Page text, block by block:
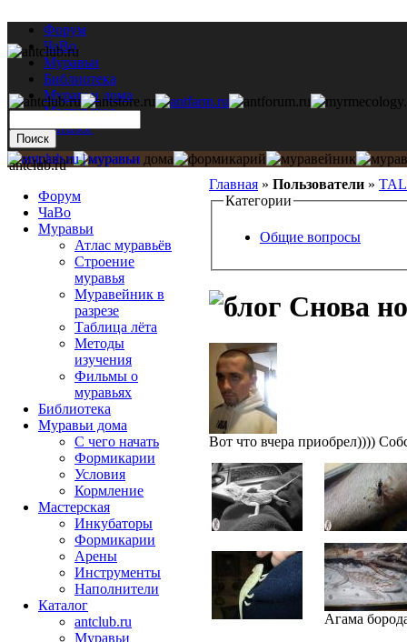
Форум
ЧаВо
Муравьи
Библиотека
Муравьи дома
Мастерская
Каталог
Главная » Пользователи »
Категории
Общие вопросы
Снова
Вот что вчера приобрел))))
Агама
antclub.ru
Форум
ЧаВо
Муравьи
Атлас муравьёв
Строение
муравья
Муравейник в
разрезе
Таблица лёта
Методы
изучения
Фильмы о
муравьях
Библиотека
Муравьи дома
С чего начать
Формикарии
Условия
Кормление
Мастерская
Инкубаторы
Формикарии
Арены
Инструменты
Наполнители
Каталог
antclub.ru
Муравьи